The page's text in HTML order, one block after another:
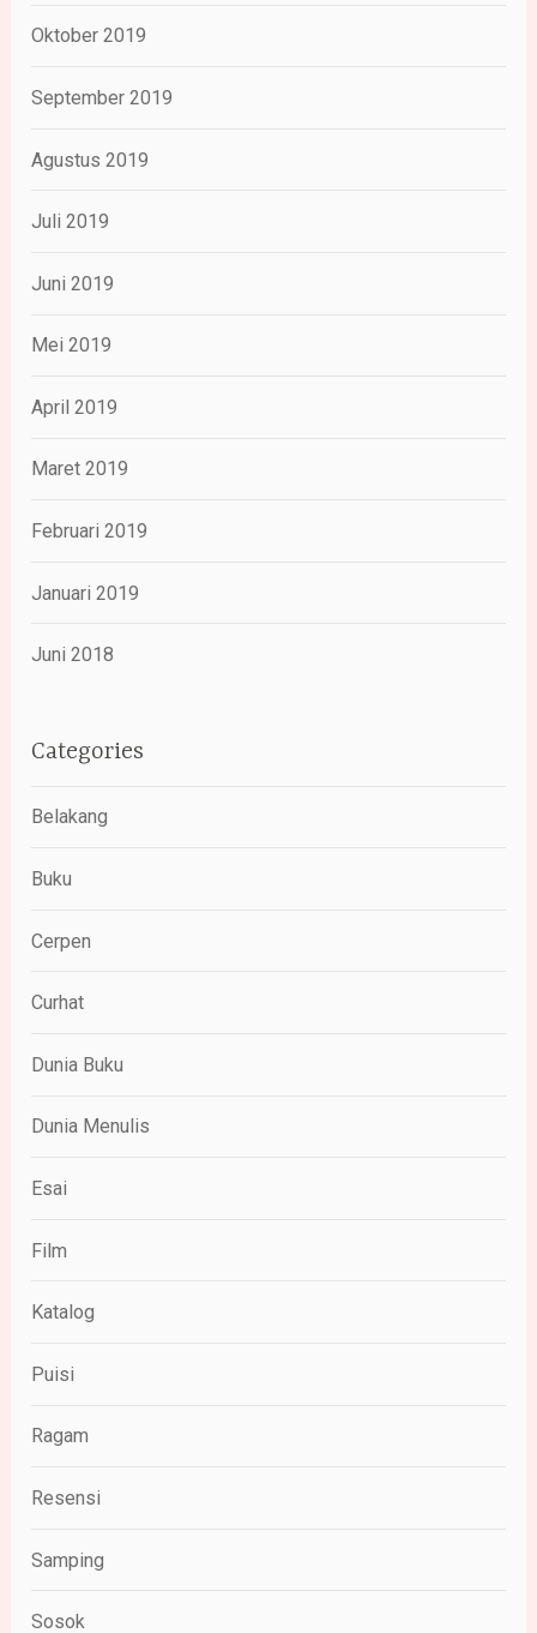
Oktober 2019
September 2019
Agustus 2019
Juli 2019
Juni 2019
Mei 2019
April 2019
Maret 2019
Februari 2019
Januari 2019
Juni 2018
Categories
Belakang
Buku
Cerpen
Curhat
Dunia Buku
Dunia Menulis
Esai
Film
Katalog
Puisi
Ragam
Resensi
Samping
Sosok